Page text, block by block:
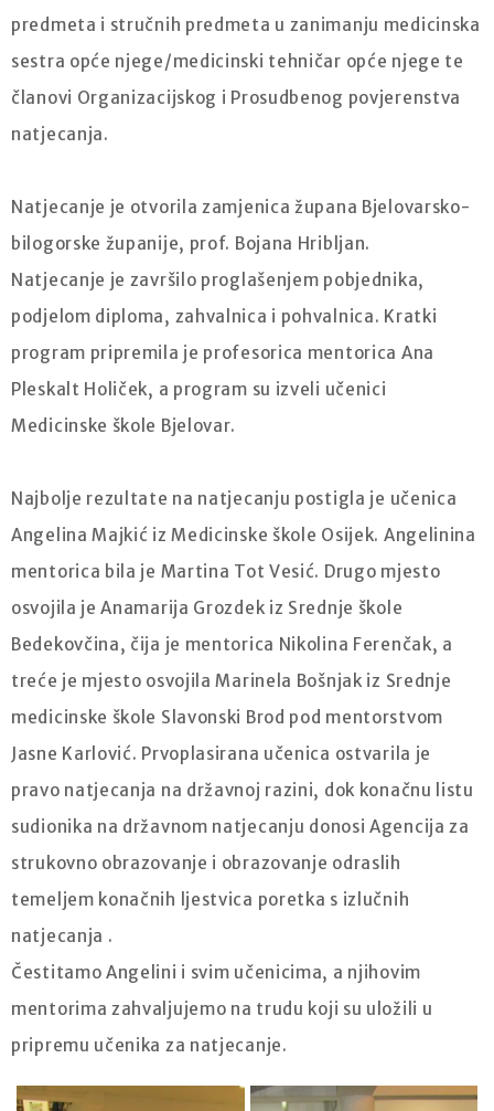
predmeta i stručnih predmeta u zanimanju medicinska
sestra opće njege/medicinski tehničar opće njege te
članovi Organizacijskog i Prosudbenog povjerenstva
natjecanja.
Natjecanje je otvorila zamjenica župana Bjelovarsko-
bilogorske županije, prof. Bojana Hribljan.
Natjecanje je završilo proglašenjem pobjednika,
podjelom diploma, zahvalnica i pohvalnica. Kratki
program pripremila je profesorica mentorica Ana
Pleskalt Holiček, a program su izveli učenici
Medicinske škole Bjelovar.
Najbolje rezultate na natjecanju postigla je učenica
Angelina Majkić iz Medicinske škole Osijek. Angelinina
mentorica bila je Martina Tot Vesić. Drugo mjesto
osvojila je Anamarija Grozdek iz Srednje škole
Bedekovčina, čija je mentorica Nikolina Ferenčak, a
treće je mjesto osvojila Marinela Bošnjak iz Srednje
medicinske škole Slavonski Brod pod mentorstvom
Jasne Karlović. Prvoplasirana učenica ostvarila je
pravo natjecanja na državnoj razini, dok konačnu listu
sudionika na državnom natjecanju donosi Agencija za
strukovno obrazovanje i obrazovanje odraslih
temeljem konačnih ljestvica poretka s izlučnih
natjecanja .
Čestitamo Angelini i svim učenicima, a njihovim
mentorima zahvaljujemo na trudu koji su uložili u
pripremu učenika za natjecanje.